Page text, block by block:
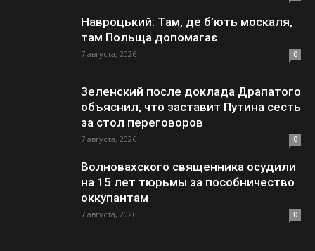
Навроцький: Там, де б’ють москаля,
там Польща допомагає
7 августа, 2026 0
Зеленский после доклада Драпатого
объяснил, что заставит Путина сесть
за стол переговоров
7 августа, 2026 0
Волновахского священника осудили
на 15 лет тюрьмы за пособничество
оккупантам
7 августа, 2026 0